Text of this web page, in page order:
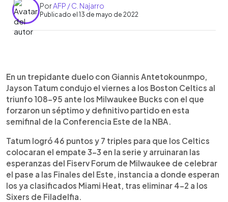
PorAFP / C. Najarro
Publicado el 13 de mayo de 2022
Escuchar artículo
En un trepidante duelo con Giannis Antetokounmpo,
Jayson Tatum condujo el viernes a los Boston Celtics al
triunfo 108-95 ante los Milwaukee Bucks con el que
forzaron un séptimo y definitivo partido en esta
semifinal de la Conferencia Este de la NBA.
Tatum logró 46 puntos y 7 triples para que los Celtics
colocaran el empate 3-3 en la serie y arruinaran las
esperanzas del Fiserv Forum de Milwaukee de celebrar
el pase a las Finales del Este, instancia a donde esperan
los ya clasificados Miami Heat, tras eliminar 4-2 a los
Sixers de Filadelfia.